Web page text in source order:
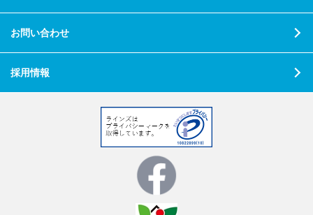
お問い合わせ
採用情報